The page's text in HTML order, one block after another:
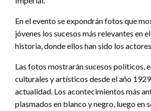
En el evento se expondrán fotos que
jóvenes los sucesos más relevantes en
historia, donde ellos han sido los
Las fotos mostrarán sucesos políticos,
culturales y artísticos desde el año
actualidad. Los acontecimientos más
plasmados en blanco y negro, luego en